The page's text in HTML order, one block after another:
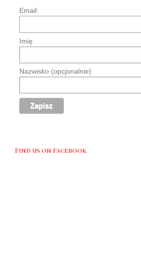
Email:
Imię
Nazwisko (opcjonalnie)
Find us on Facebook